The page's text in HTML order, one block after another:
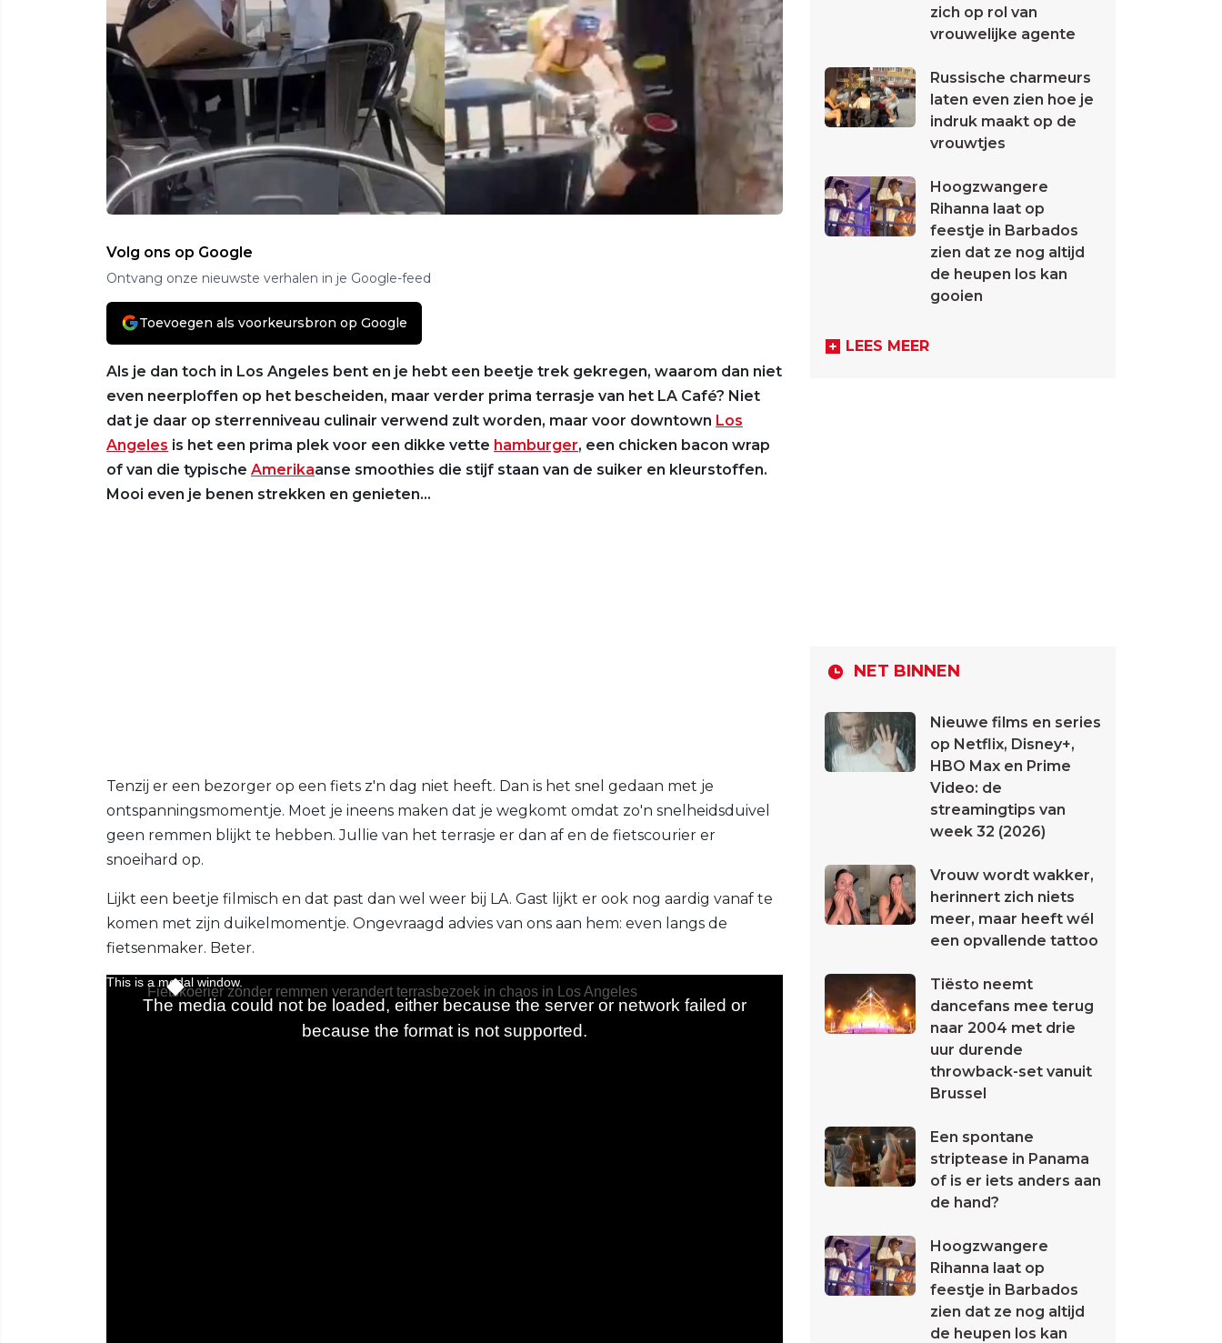
Volg ons op Google
Ontvang onze nieuwste verhalen in je Google-feed
Toevoegen als voorkeursbron op Google
Als je dan toch in Los Angeles bent en je hebt een beetje trek gekregen, waarom dan niet
even neerploffen op het bescheiden, maar verder prima terrasje van het LA Café? Niet
dat je daar op sterrenniveau culinair verwend zult worden, maar voor downtown Los
Angeles is het een prima plek voor een dikke vette hamburger, een chicken bacon wrap
of van die typische Amerikaanse smoothies die stijf staan van de suiker en kleurstoffen.
Mooi even je benen strekken en genieten...
Tenzij er een bezorger op een fiets z'n dag niet heeft. Dan is het snel gedaan met je
ontspanningsmomentje. Moet je ineens maken dat je wegkomt omdat zo'n snelheidsduivel
geen remmen blijkt te hebben. Jullie van het terrasje er dan af en de fietscourier er
snoeihard op.
Lijkt een beetje filmisch en dat past dan wel weer bij LA. Gast lijkt er ook nog aardig vanaf te
komen met zijn duikelmomentje. Ongevraagd advies van ons aan hem: even langs de
fietsenmaker. Beter.
zich op rol van
vrouwelijke agente
Russische charmeurs
laten even zien hoe je
indruk maakt op de
vrouwtjes
Hoogzwangere
Rihanna laat op
feestje in Barbados
zien dat ze nog altijd
de heupen los kan
gooien
LEES MEER
NET BINNEN
Nieuwe films en series
op Netflix, Disney+,
HBO Max en Prime
Video: de
streamingtips van
week 32 (2026)
Vrouw wordt wakker,
herinnert zich niets
meer, maar heeft wél
een opvallende tattoo
Tiësto neemt
dancefans mee terug
naar 2004 met drie
uur durende
throwback-set vanuit
Brussel
Een spontane
striptease in Panama
of is er iets anders aan
de hand?
Hoogzwangere
Rihanna laat op
feestje in Barbados
zien dat ze nog altijd
de heupen los kan